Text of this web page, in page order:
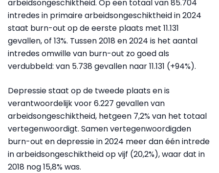
arbeidsongeschiktheid. Op een totaal van 85.704
intredes in primaire arbeidsongeschiktheid in 2024
staat burn-out op de eerste plaats met 11.131
gevallen, of 13%. Tussen 2018 en 2024 is het aantal
intredes omwille van burn-out zo goed als
verdubbeld: van 5.738 gevallen naar 11.131 (+94%).
Depressie staat op de tweede plaats en is
verantwoordelijk voor 6.227 gevallen van
arbeidsongeschiktheid, hetgeen 7,2% van het totaal
vertegenwoordigt. Samen vertegenwoordigden
burn-out en depressie in 2024 meer dan één intrede
in arbeidsongeschiktheid op vijf (20,2%), waar dat in
2018 nog 15,8% was.